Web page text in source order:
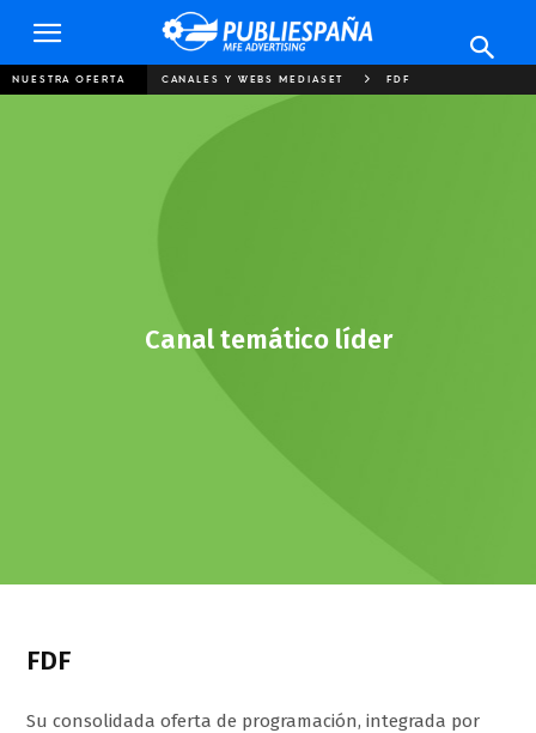
Publiespaña
NUESTRA OFERTA CANALES Y WEBS MEDIASET FDF
Canal temático líder
FDF
Su consolidada oferta de programación, integrada por